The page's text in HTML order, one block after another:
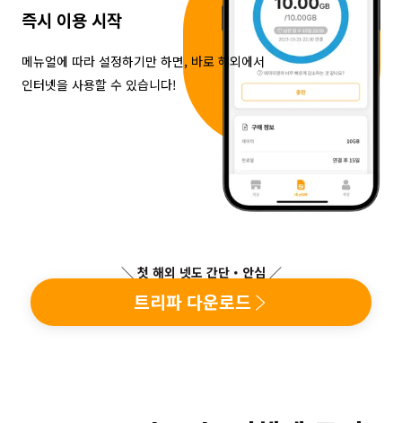
즉시 이용 시작
메뉴얼에 따라 설정하기만 하면, 바로 해외에서
인터넷을 사용할 수 있습니다!
＼ 첫 해외 넷도 간단・안심 ／
트리파 다운로드